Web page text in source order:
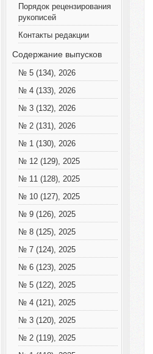
Порядок рецензирования
рукописей
Контакты редакции
Содержание выпусков
№ 5 (134), 2026
№ 4 (133), 2026
№ 3 (132), 2026
№ 2 (131), 2026
№ 1 (130), 2026
№ 12 (129), 2025
№ 11 (128), 2025
№ 10 (127), 2025
№ 9 (126), 2025
№ 8 (125), 2025
№ 7 (124), 2025
№ 6 (123), 2025
№ 5 (122), 2025
№ 4 (121), 2025
№ 3 (120), 2025
№ 2 (119), 2025